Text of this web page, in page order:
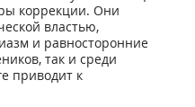
коррекции. Они
властью,
и равносторонние
так и среди
приводит к